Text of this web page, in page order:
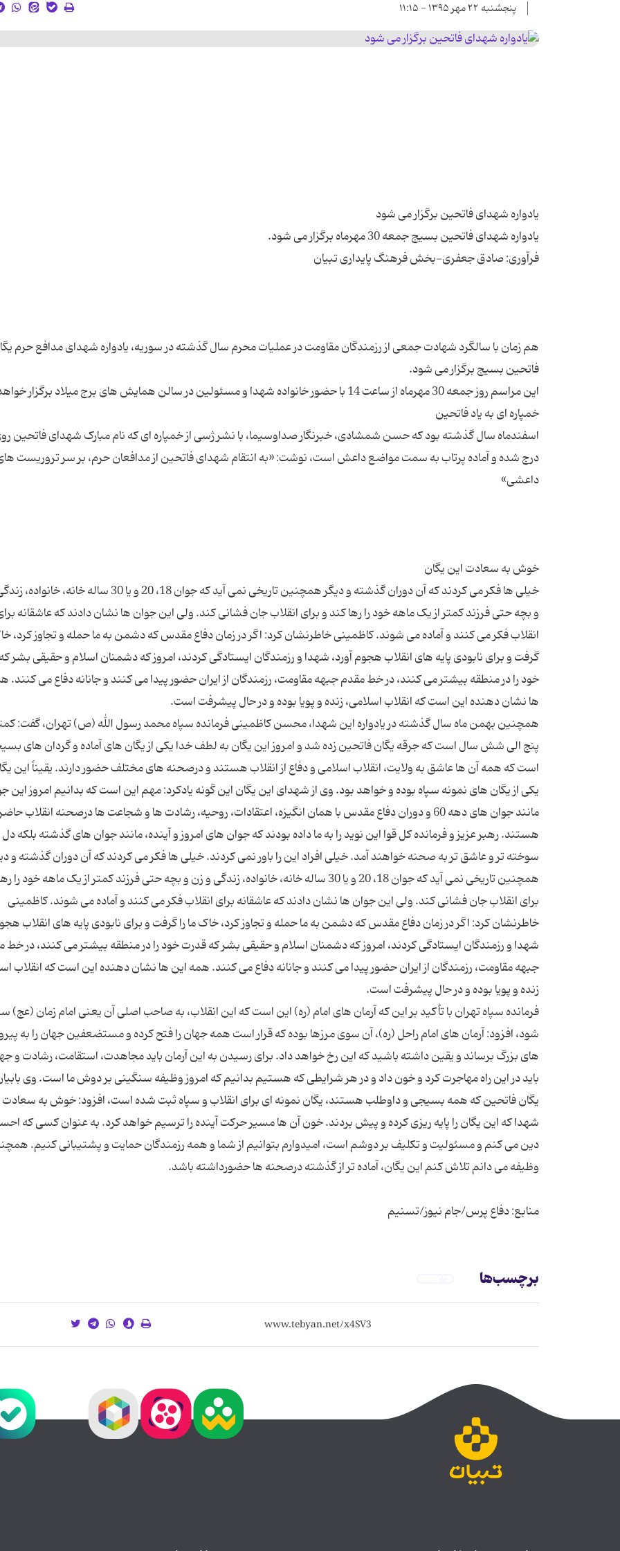
پنجشنبه ۲۲ مهر ۱۳۹۵ - ۱۱:۱۵
هم زمان با سالگرد شهادت جمعی از رزمندگان مقاومت در عملیات محرم سال گذشته در سوریه، یادواره شهدای مدافع حرم
اسفندماه سال گذشته بود که حسن شمشادی، خبرنگار صداوسیما، با نشر ژسی از خمپاره ای که نام مبارک شهدای فاتحین
درج شده و آماده پرتاب به سمت مواضع داعش است، نوشت: «به انتقام شهدای فاتحین از مدافعان حرم، بر سر تروریست
خیلی ها فکر می کردند که آن دوران گذشته و دیگر همچنین تاریخی نمی آید که جوان 18، 20 و یا 30
و بچه حتی فرزند کمتر از یک ماهه خود را رها کند و برای انقلاب جان فشانی کند. ولی این جوان ها نشان دادند که عاشقانه
انقلاب فکر می کنند و آماده می شوند. کاظمینی خاطرنشان کرد: اگر در زمان دفاع مقدس که دشمن به ما حمله و تجاوز کرد،
گرفت و برای نابودی پایه های انقلاب هجوم آورد، شهدا و رزمندگان ایستادگی کردند، امروز که دشمنان اسلام و حقیقی بشر
خود را در منطقه بیشتر می کنند، در خط مقدم جبهه مقاومت، رزمندگان از ایران حضور پیدا می کنند و جانانه دفاع می کنند.
همچنین بهمن ماه سال گذشته در یادواره این شهدا، محسن کاظمینی فرمانده سپاه محمد رسول الله (ص) تهران، گفت:
پنج الی شش سال است که جرقه یگان فاتحین زده شد و امروز این یگان به لطف خدا یکی از یگان های آماده و گردان های
است که همه آن ها عاشق به ولایت، انقلاب اسلامی و دفاع از انقلاب هستند و درصحنه های مختلف حضور دارند. یقیناً این
یکی از یگان های نمونه سپاه بوده و خواهد بود. وی از شهدای این یگان این گونه یادکرد: مهم این است که بدانیم امروز این
مانند جوان های دهه 60 و دوران دفاع مقدس با همان انگیزه، اعتقادات، روحیه، رشادت ها و شجاعت ها درصحنه انقلاب
هستند. رهبر عزیز و فرمانده کل قوا این نوید را به ما داده بودند که جوان های امروز و آینده، مانند جوان های گذشته بلکه دل
سوخته تر و عاشق تر به صحنه خواهند آمد. خیلی افراد این را باور نمی کردند. خیلی ها فکر می کردند که آن دوران گذشته و
همچنین تاریخی نمی آید که جوان 18، 20 و یا 30 ساله خانه، خانواده، زندگی و زن و بچه حتی فرزند کمتر از یک ماهه خود
برای انقلاب جان فشانی کند. ولی این جوان ها نشان دادند که عاشقانه برای انقلاب فکر می کنند و آماده می شوند. کاظمینی
خاطرنشان کرد: اگر در زمان دفاع مقدس که دشمن به ما حمله و تجاوز کرد، خاک ما را گرفت و برای نابودی پایه های انقلاب
شهدا و رزمندگان ایستادگی کردند، امروز که دشمنان اسلام و حقیقی بشر که قدرت خود را در منطقه بیشتر می کنند، در خط
جبهه مقاومت، رزمندگان از ایران حضور پیدا می کنند و جانانه دفاع می کنند. همه این ها نشان دهنده این است که انقلاب
فرمانده سپاه تهران با تأکید بر این که آرمان های امام (ره) این است که این انقلاب، به صاحب اصلی آن یعنی امام زمان (عج)
شود، افزود: آرمان های امام راحل (ره)، آن سوی مرزها بوده که قرار است همه جهان را فتح کرده و مستضعفین جهان را به
های بزرگ برساند و یقین داشته باشید که این رخ خواهد داد. برای رسیدن به این آرمان باید مجاهدت، استقامت، رشادت و
باید در این راه مهاجرت کرد و خون داد و در هر شرایطی که هستیم بدانیم که امروز وظیفه سنگینی بر دوش ما است. وی
یگان فاتحین که همه بسیجی و داوطلب هستند، یگان نمونه ای برای انقلاب و سپاه ثبت شده است، افزود: خوش به سعادت
شهدا که این یگان را پایه ریزی کرده و پیش بردند. خون آن ها مسیر حرکت آینده را ترسیم خواهد کرد. به عنوان کسی که
دین می کنم و مسئولیت و تکلیف بر دوشم است، امیدوارم بتوانیم از شما و همه رزمندگان حمایت و پشتیبانی کنیم.
منابع: دفاع پرس/جام نیوز/تسنیم
برچسب‌ها